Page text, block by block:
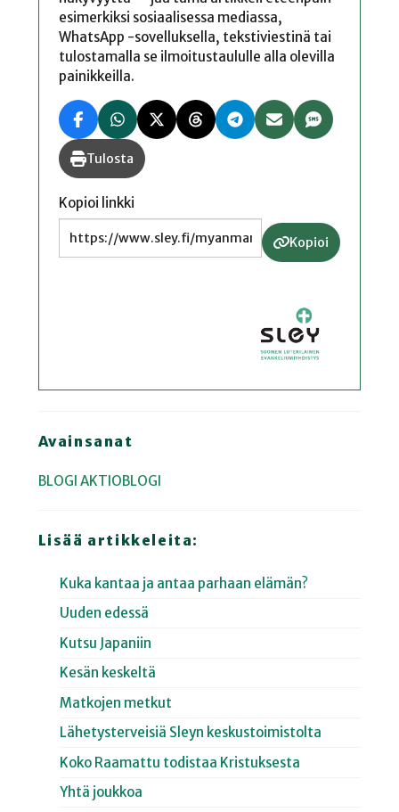
esimerkiksi sosiaalisessa mediassa,
WhatsApp -sovelluksella, tekstiviestinä tai
tulostamalla se ilmoitustaululle alla olevilla
painikkeilla.
Tulosta
Kopioi linkki
Kopioi
Avainsanat
BLOGI AKTIOBLOGI
Lisää artikkeleita:
Kuka kantaa ja antaa parhaan elämän?
Uuden edessä
Kutsu Japaniin
Kesän keskeltä
Matkojen metkut
Lähetysterveisiä Sleyn keskustoimistolta
Koko Raamattu todistaa Kristuksesta
Yhtä joukkoa